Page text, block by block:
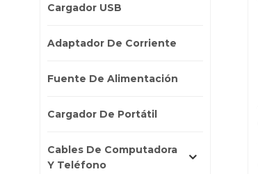
Cargador USB
Adaptador De Corriente
Fuente De Alimentación
Cargador De Portátil
Cables De Computadora
Y Teléfono